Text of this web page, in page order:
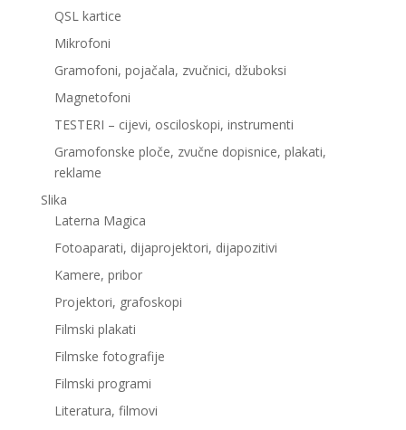
QSL kartice
Mikrofoni
Gramofoni, pojačala, zvučnici, džuboksi
Magnetofoni
TESTERI – cijevi, osciloskopi, instrumenti
Gramofonske ploče, zvučne dopisnice, plakati,
reklame
Slika
Laterna Magica
Fotoaparati, dijaprojektori, dijapozitivi
Kamere, pribor
Projektori, grafoskopi
Filmski plakati
Filmske fotografije
Filmski programi
Literatura, filmovi